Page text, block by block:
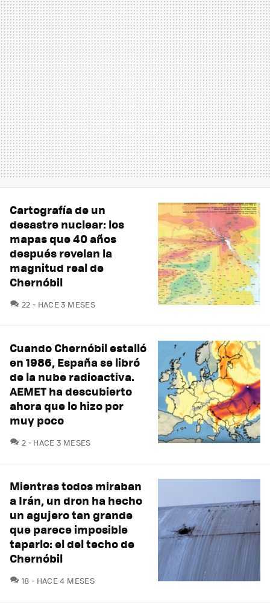
Cartografía de un
desastre nuclear: los
mapas que 40 años
después revelan la
magnitud real de
Chernóbil
22 COMENTARIOS
HACE 3 MESES
Cuando Chernóbil estalló
en 1986, España se libró
de la nube radioactiva.
AEMET ha descubierto
ahora que lo hizo por
muy poco
2 COMENTARIOS
HACE 3 MESES
Mientras todos miraban
a Irán, un dron ha hecho
un agujero tan grande
que parece imposible
taparlo: el del techo de
Chernóbil
18 COMENTARIOS
HACE 4 MESES